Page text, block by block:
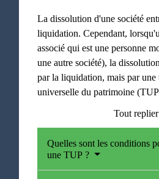
La dissolution d'une société
liquidation. Cependant,
associé qui est une personne
une autre société), la
par la liquidation, mais par une
universelle du patrimoine
Tout replier
Quelles sont les conditions
une TUP ?